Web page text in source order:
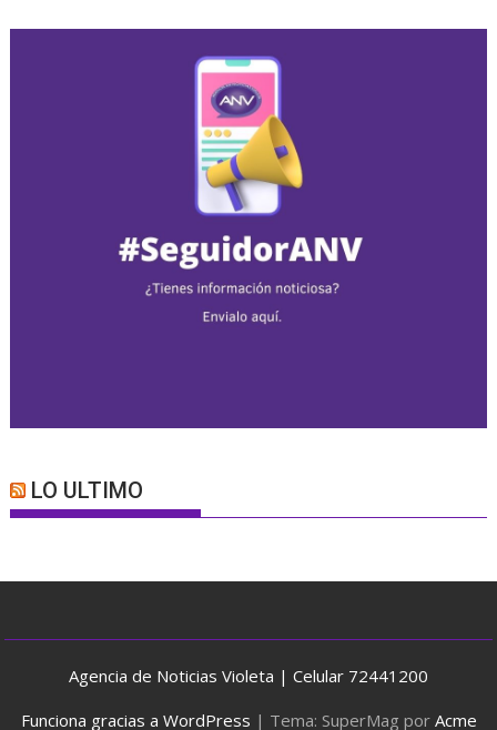
LO ULTIMO
Agencia de Noticias Violeta | Celular 72441200
Funciona gracias a WordPress | Tema: SuperMag por Acme